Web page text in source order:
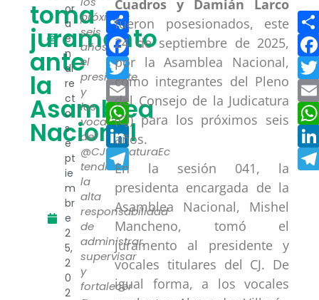
toma
juramento
ante
la
Asamblea
Nacional
or
a
e
n
di
re
ct
o
s
e
pt
ie
m
br
e
2
5,
2
0
2
próximos
seis
años,
el
presidente
y
los
vocales
del
@CJudicaturaEc
tendrán
la
alta
responsabilidad
de
administrar,
supervisar
y
fortalecer
Compartir
Facebook
Twitter
Email
WhatsApp
LinkedIn
Telegram
Cuadros y Damián Larco
fueron posesionados, este
24 de septiembre de 2025,
por la Asamblea Nacional,
como integrantes del Pleno
del Consejo de la Judicatura
(CJ) para los próximos seis
años.
En la sesión 041, la
presidenta encargada de la
Asamblea Nacional, Mishel
Mancheno, tomó el
juramento al presidente y
vocales titulares del CJ. De
igual forma, a los vocales